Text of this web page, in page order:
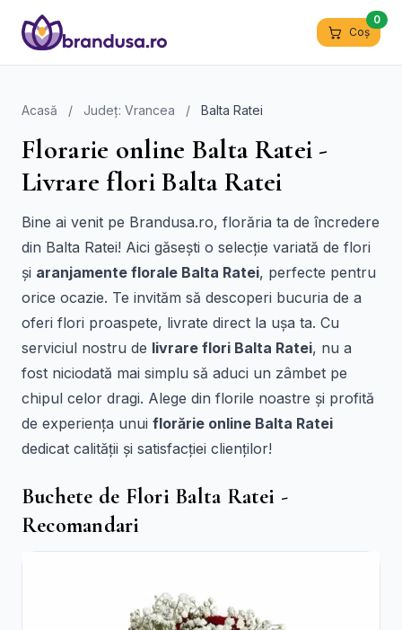
Coș
0
Acasă / Județ: Vrancea / Balta Ratei
Florarie online Balta Ratei -
Livrare flori Balta Ratei
Bine ai venit pe Brandusa.ro, florăria ta de încredere
din Balta Ratei! Aici găsești o selecție variată de flori
și aranjamente florale Balta Ratei, perfecte pentru
orice ocazie. Te invităm să descoperi bucuria de a
oferi flori proaspete, livrate direct la ușa ta. Cu
serviciul nostru de livrare flori Balta Ratei, nu a
fost niciodată mai simplu să aduci un zâmbet pe
chipul celor dragi. Alege din florile noastre și profită
de experiența unui florărie online Balta Ratei
dedicat calității și satisfacției clienților!
Buchete de Flori Balta Ratei -
Recomandari